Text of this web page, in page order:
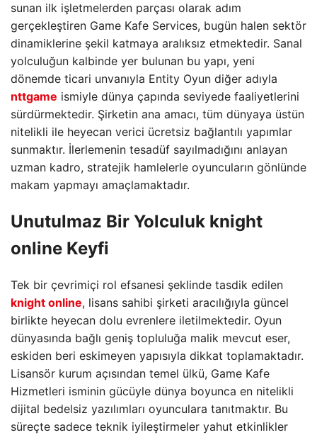
sunan ilk işletmelerden parçası olarak adım
gerçekleştiren Game Kafe Services, bugün halen sektör
dinamiklerine şekil katmaya aralıksız etmektedir. Sanal
yolculuğun kalbinde yer bulunan bu yapı, yeni
dönemde ticari unvanıyla Entity Oyun diğer adıyla
nttgame ismiyle dünya çapında seviyede faaliyetlerini
sürdürmektedir. Şirketin ana amacı, tüm dünyaya üstün
nitelikli ile heyecan verici ücretsiz bağlantılı yapımlar
sunmaktır. İlerlemenin tesadüf sayılmadığını anlayan
uzman kadro, stratejik hamlelerle oyuncuların gönlünde
makam yapmayı amaçlamaktadır.
Unutulmaz Bir Yolculuk knight
online Keyfi
Tek bir çevrimiçi rol efsanesi şeklinde tasdik edilen
knight online, lisans sahibi şirketi aracılığıyla güncel
birlikte heyecan dolu evrenlere iletilmektedir. Oyun
dünyasında bağlı geniş topluluğa malik mevcut eser,
eskiden beri eskimeyen yapısıyla dikkat toplamaktadır.
Lisansör kurum açısından temel ülkü, Game Kafe
Hizmetleri isminin gücüyle dünya boyunca en nitelikli
dijital bedelsiz yazılımları oyunculara tanıtmaktır. Bu
süreçte sadece teknik iyileştirmeler yahut etkinlikler